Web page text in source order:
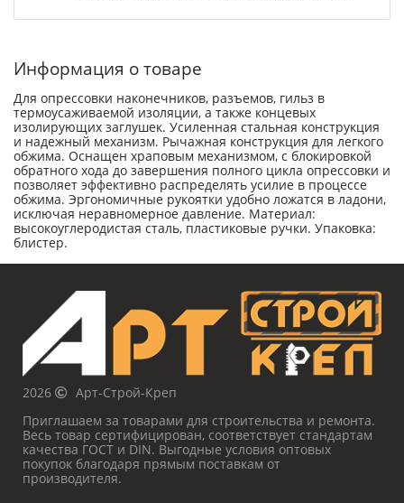
Информация о товаре
Для опрессовки наконечников, разъемов, гильз в
термоусаживаемой изоляции, а также концевых
изолирующих заглушек. Усиленная стальная конструкция
и надежный механизм. Рычажная конструкция для легкого
обжима. Оснащен храповым механизмом, с блокировкой
обратного хода до завершения полного цикла опрессовки и
позволяет эффективно распределять усилие в процессе
обжима. Эргономичные рукоятки удобно ложатся в ладони,
исключая неравномерное давление. Материал:
высокоуглеродистая сталь, пластиковые ручки. Упаковка:
блистер.
2026
Арт-Строй-Креп
Приглашаем за товарами для строительства и ремонта.
Весь товар сертифицирован, соответствует стандартам
качества ГОСТ и DIN. Выгодные условия оптовых
покупок благодаря прямым поставкам от
производителя.